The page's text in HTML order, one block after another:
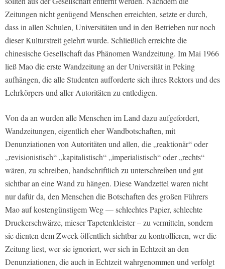
Zeitungen nicht genügend Menschen erreichten, setzte er durch,
dass in allen Schulen, Universitäten und in den Betrieben nur noch
dieser Kulturstreit gelehrt wurde. Schließlich erreichte die
chinesische Gesellschaft das Phänomen Wandzeitung. Im Mai 1966
ließ Mao die erste Wandzeitung an der Universität in Peking
aufhängen, die alle Studenten aufforderte sich ihres Rektors und des
Lehrkörpers und aller Autoritäten zu entledigen.
Von da an wurden alle Menschen im Land dazu aufgefordert,
Wandzeitungen, eigentlich eher Wandbotschaften, mit
Denunziationen von Autoritäten und allen, die „reaktionär“ oder
„revisionistisch“ „kapitalistisch“ „imperialistisch“ oder „rechts“
wären, zu schreiben, handschriftlich zu unterschreiben und gut
sichtbar an eine Wand zu hängen. Diese Wandzettel waren nicht
nur dafür da, den Menschen die Botschaften des großen Führers
Mao auf kostengünstigem Weg — schlechtes Papier, schlechte
Druckerschwärze, mieser Tapetenkleister – zu vermitteln, sondern
sie dienten dem Zweck öffentlich sichtbar zu kontrollieren, wer die
Zeitung liest, wer sie ignoriert, wer sich in Echtzeit an den
Denunziationen, die auch in Echtzeit wahrgenommen und verfolgt